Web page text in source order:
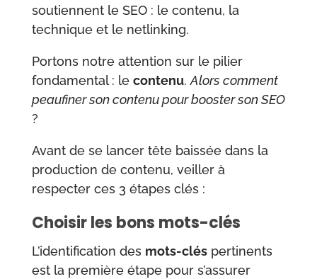
soutiennent le SEO : le contenu, la
technique et le netlinking.
Portons notre attention sur le pilier
fondamental : le contenu.Alors comment
peaufiner son contenu pour booster son SEO
?
Avant de se lancer tête baissée dans la
production de contenu, veiller à
respecter ces 3 étapes clés :
Choisir les bons mots-clés
L’identification des mots-cléspertinents
est la première étape pour s’assurer